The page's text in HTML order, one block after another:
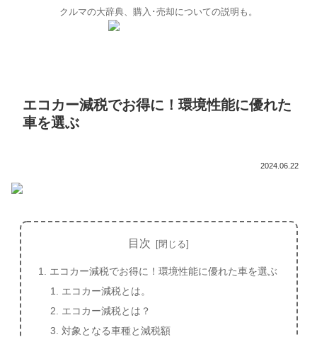
クルマの大辞典、購入･売却についての説明も。
エコカー減税でお得に！環境性能に優れた
車を選ぶ
2024.06.22
目次
エコカー減税でお得に！環境性能に優れた車を選ぶ
エコカー減税とは。
エコカー減税とは？
対象となる車種と減税額